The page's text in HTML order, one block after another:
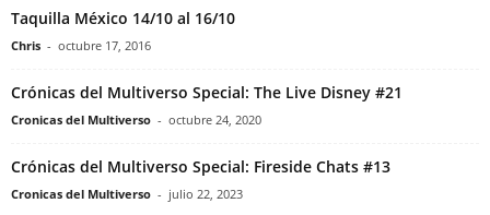
Taquilla México 14/10 al 16/10
Chris - octubre 17, 2016
Crónicas del Multiverso Special: The Live Disney #21
Cronicas del Multiverso - octubre 24, 2020
Crónicas del Multiverso Special: Fireside Chats #13
Cronicas del Multiverso - julio 22, 2023